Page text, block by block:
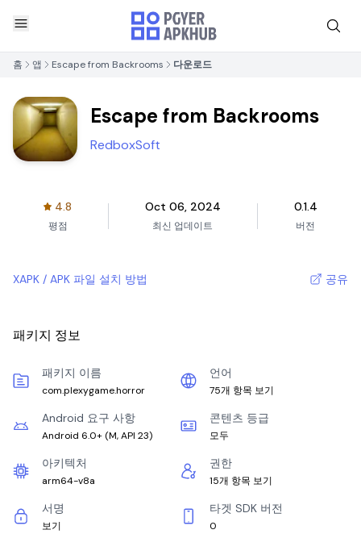
홈 앱 Escape from Backrooms 다운로드
Escape from Backrooms
RedboxSoft
4.8
평점
Oct 06, 2024
최신 업데이트
0.1.4
버전
XAPK / APK 파일 설치 방법 공유
패키지 정보
패키지 이름
com.plexygame.horror
언어
75개 항목 보기
Android 요구 사항
Android 6.0+ (M, API 23)
콘텐츠 등급
모두
아키텍처
arm64-v8a
권한
15개 항목 보기
서명
보기
타겟 SDK 버전
0